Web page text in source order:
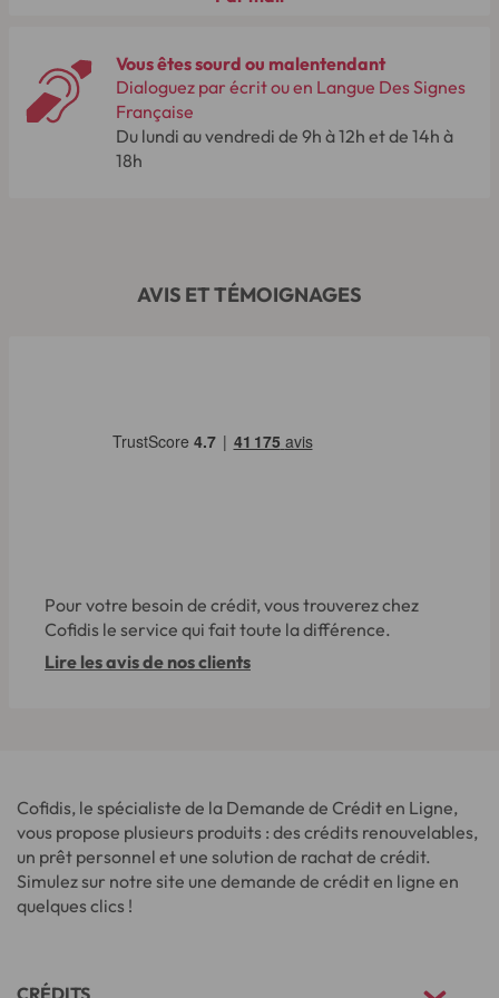
Vous êtes sourd ou malentendant
Dialoguez par écrit ou en Langue Des Signes
Française
Du lundi au vendredi de 9h à 12h et de 14h à
18h
AVIS ET TÉMOIGNAGES
Pour votre besoin de crédit, vous trouverez chez
Cofidis le service qui fait toute la différence.
Lire les avis de nos clients
Cofidis, le spécialiste de la Demande de Crédit en Ligne,
vous propose plusieurs produits : des crédits renouvelables,
un prêt personnel et une solution de rachat de crédit.
Simulez sur notre site une demande de crédit en ligne en
quelques clics !